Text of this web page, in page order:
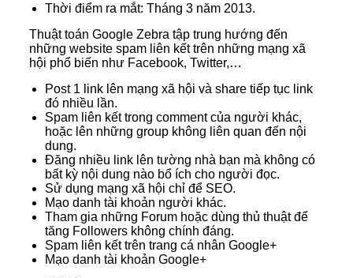
Thời điểm ra mắt: Tháng 3 năm 2013.
Thuật toán Google Zebra tập trung hướng đến
những website spam liên kết trên những mạng xã
hội phổ biến như Facebook, Twitter,…
Post 1 link lên mạng xã hội và share tiếp tục link
đó nhiều lần.
Spam liên kết trong comment của người khác,
hoặc lên những group không liên quan đến nội
dung.
Đăng nhiều link lên tường nhà bạn mà không có
bất kỳ nội dung nào bổ ích cho người đọc.
Sử dụng mạng xã hội chỉ để SEO.
Mạo danh tài khoản người khác.
Tham gia những Forum hoặc dùng thủ thuật để
tăng Followers không chính đáng.
Spam liên kết trên trang cá nhân Google+
Mạo danh tài khoản Google+